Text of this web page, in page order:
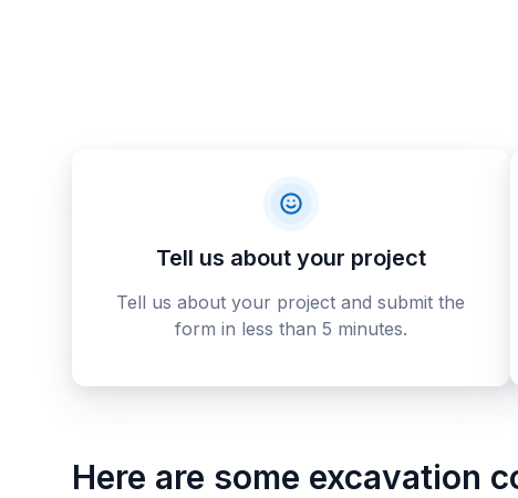
Tell us about your project
Tell us about your project and submit the
form in less than 5 minutes.
Here are some excavation